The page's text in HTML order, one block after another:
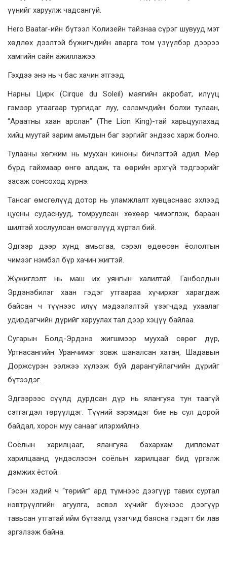
үүнийг харуулж чадсангүй.
Hero Baatar-ийн бүтээл Колизейн тайзнаа сүрэг шувууд мэт
хөдлөх дээлтэй бүжигчдийн аварга том үзүүлбэр дээрээ
хамгийн сайн ажиллажээ.
Гэхдээ энэ нь ч бас хачин этгээд.
Нарны Цирк (Cirque du Soleil) маягийн акробат, илүүц
гэмээр утаагаар тургидаг луу, сэлэмчдийн болхи тулаан,
“Араатны хаан арслан” (The Lion King)-тай харьцуулахад
хийц муутай зарим амьтдын баг зэргийг эндээс харж болно.
Тулааны хөгжим нь муухан киноны бичлэгтэй адил. Мөр
бүрд гайхмаар өнгө алдаж, та өөрийн эрхгүй тэдгээрийг
засаж сонсоход хүрнэ.
Тансаг өмсгөлүүд дотор нь уламжлалт хувцаснаас эхлээд
цусны судаснууд, томруулсан хөхөөр чимэглэж, бараан
шилтэй хослуулсан өмсгөлүүд хүртэл бий.
Эдгээр дээр хүнд амьсгаа, сэрэл өдөөсөн ёололтын
чимээг нэмбэл бүр хачин жигтэй.
Жүжиглэлт нь маш их уянгын халилтай. Ганболдын
Эрдэнэбилэг хаан гэдэг утгаараа хүчирхэг харагдаж
байсан ч түүнээс илүү мэдээлэлтэй үзэгчдэд ухаалаг
удирдагчийн дүрийг харуулах тал дээр хэцүү байлаа.
Сугарын Болд-Эрдэнэ жигшмээр муухай сөрөг дүр,
Уртнасангийн Уранчимэг зовж шаналсан хатан, Шадавын
Доржсүрэн ээлжээ хүлээж буй дарангуйлагчийн дүрийг
бүтээдэг.
Эдгээрээс сүүлд дурдсан дүр нь ялангуяа тун таагүй
сэтгэгдэл төрүүлдэг. Түүний зэрэмдэг бие нь сул дорой
байдал, хорон муу санааг илэрхийлнэ.
Соёлын харилцааг, ялангуяа бахархам дипломат
харилцаанд үндэслэсэн соёлын харилцааг бид үргэлж
дэмжих ёстой.
Гэсэн хэдий ч “төрийг” ард түмнээс дээгүүр тавих суртал
нэвтрүүлгийн агуулга, эсвэл хүчийг бүхнээс дээгүүр
тавьсан утгатай ийм бүтээлд үзэгчид баясна гэдэгт би лав
эргэлзэж байна.